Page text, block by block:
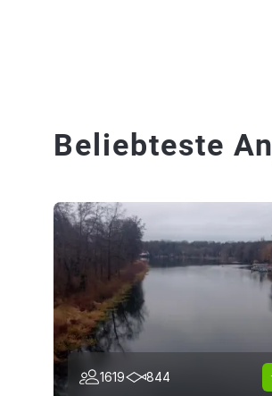
Beliebteste
1619 844